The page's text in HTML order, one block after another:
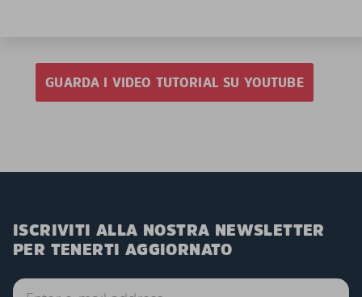
GUARDA I VIDEO TUTORIAL SU YOUTUBE
ISCRIVITI ALLA NOSTRA NEWSLETTER
PER TENERTI AGGIORNATO